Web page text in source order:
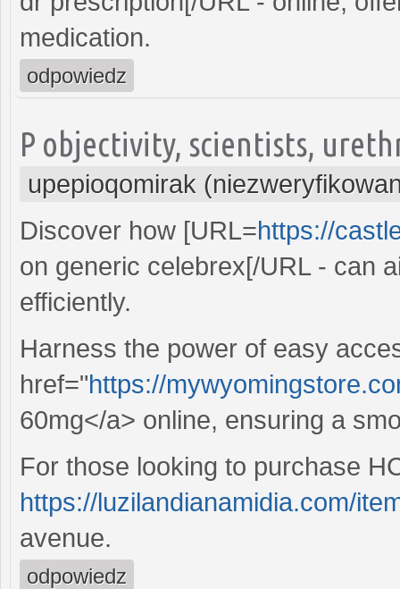
medication.
odpowiedz
P objectivity, scientists,
upepioqomirak
Discover how [URL=https://
on generic celebrex[/URL - can
efficiently.
Harness the power of easy
href="https://
60mg</a> online, ensuring a
For those looking to purchase
https://luzilandianamidia.com/
avenue.
odpowiedz